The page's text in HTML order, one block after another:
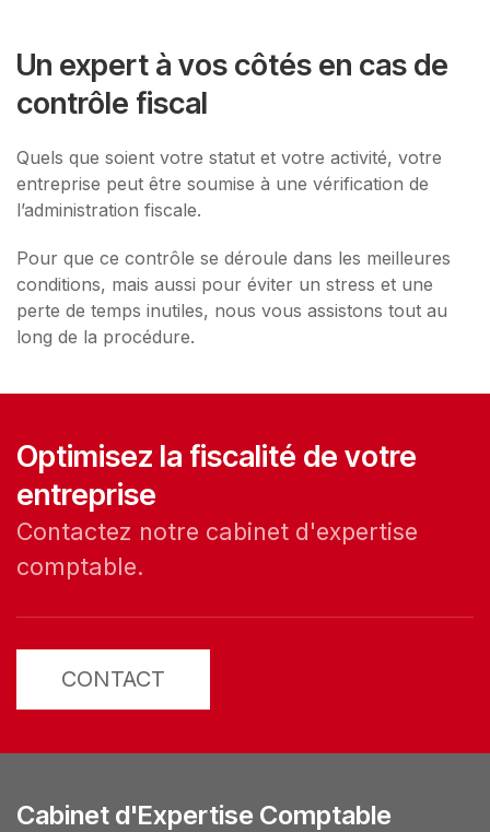
Un expert à vos côtés en cas de
contrôle fiscal
Quels que soient votre statut et votre activité, votre
entreprise peut être soumise à une vérification de
l’administration fiscale.
Pour que ce contrôle se déroule dans les meilleures
conditions, mais aussi pour éviter un stress et une
perte de temps inutiles, nous vous assistons tout au
long de la procédure.
Optimisez la fiscalité de votre
entreprise
Contactez notre cabinet d'expertise
comptable.
CONTACT
Cabinet d'Expertise Comptable